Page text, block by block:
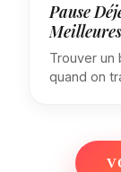
Pause
Trouver un
quand on